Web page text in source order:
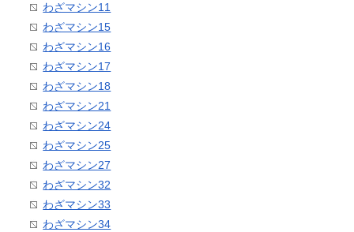
わざマシン11
わざマシン15
わざマシン16
わざマシン17
わざマシン18
わざマシン21
わざマシン24
わざマシン25
わざマシン27
わざマシン32
わざマシン33
わざマシン34